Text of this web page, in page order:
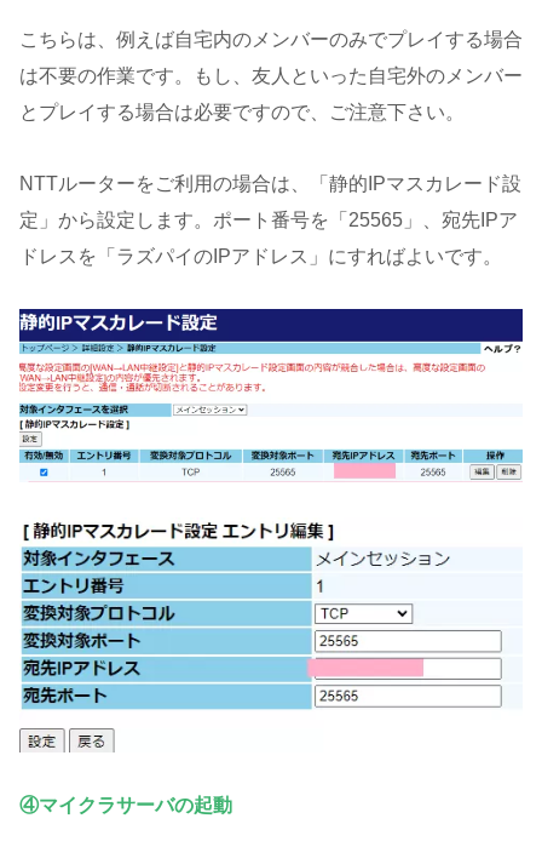
こちらは、例えば自宅内のメンバーのみでプレイする場合
は不要の作業です。もし、友人といった自宅外のメンバー
とプレイする場合は必要ですので、ご注意下さい。
NTTルーターをご利用の場合は、「静的IPマスカレード設
定」から設定します。ポート番号を「25565」、宛先IPア
ドレスを「ラズパイのIPアドレス」にすればよいです。
④マイクラサーバの起動